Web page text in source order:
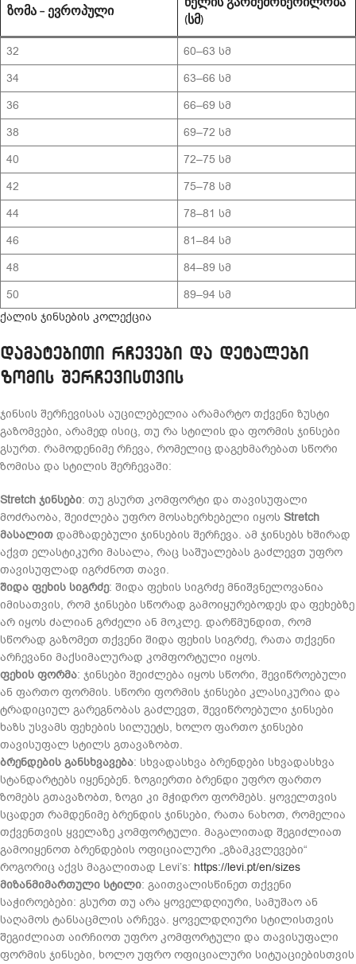
ᲖᲝᲛᲐ – ᲔᲕᲠᲝᲞᲣᲚᲘ
(ᲡᲛ)
32
60–63 სმ
34
63–66 სმ
36
66–69 სმ
38
69–72 სმ
40
72–75 სმ
42
75–78 სმ
44
78–81 სმ
46
81–84 სმ
48
84–89 სმ
50
89–94 სმ
ქალის ჯინსების კოლექცია
დამატებითი რჩევები და დეტალები
ზომის შერჩევისთვის
ჯინსის შერჩევისას აუცილებელია არამარტო თქვენი ზუსტი
გაზომვები, არამედ ისიც, თუ რა სტილის და ფორმის ჯინსები
გსურთ. რამოდენიმე რჩევა, რომელიც დაგეხმარებათ სწორი
ზომისა და სტილის შერჩევაში:
Stretch ჯინსები: თუ გსურთ კომფორტი და თავისუფალი
მოძრაობა, შეიძლება უფრო მოსახერხებელი იყოს Stretch
მასალით დამზადებული ჯინსების შერჩევა. ამ ჯინსებს ხშირად
აქვთ ელასტიკური მასალა, რაც საშუალებას გაძლევთ უფრო
თავისუფლად იგრძნოთ თავი.
შიდა ფეხის სიგრძე: შიდა ფეხის სიგრძე მნიშვნელოვანია
იმისათვის, რომ ჯინსები სწორად გამოიყურებოდეს და ფეხებზე
არ იყოს ძალიან გრძელი ან მოკლე. დარწმუნდით, რომ
სწორად გაზომეთ თქვენი შიდა ფეხის სიგრძე, რათა თქვენი
არჩევანი მაქსიმალურად კომფორტული იყოს.
ფეხის ფორმა: ჯინსები შეიძლება იყოს სწორი, შევიწროებული
ან ფართო ფორმის. სწორი ფორმის ჯინსები კლასიკურია და
ტრადიციულ გარეგნობას გაძლევთ, შევიწროებული ჯინსები
ხაზს უსვამს ფეხების სილუეტს, ხოლო ფართო ჯინსები
თავისუფალ სტილს გთავაზობთ.
ბრენდების განსხვავება: სხვადასხვა ბრენდები სხვადასხვა
სტანდარტებს იყენებენ. ზოგიერთი ბრენდი უფრო ფართო
ზომებს გთავაზობთ, ზოგი კი მჭიდრო ფორმებს. ყოველთვის
სცადეთ რამდენიმე ბრენდის ჯინსები, რათა ნახოთ, რომელია
თქვენთვის ყველაზე კომფორტული. მაგალითად შეგიძლიათ
გამოიყენოთ ბრენდების ოფიციალური „გზამკვლევები“
როგორიც აქვს მაგალითად Levi’s: https://levi.pt/en/sizes
მიზანმიმართული სტილი: გაითვალისწინეთ თქვენი
საჭიროებები: გსურთ თუ არა ყოველდღიური, სამუშაო ან
საღამოს ტანსაცმლის არჩევა. ყოველდღიური სტილისთვის
შეგიძლიათ აირჩიოთ უფრო კომფორტული და თავისუფალი
ფორმის ჯინსები, ხოლო უფრო ოფიციალური სიტუაციებისთვის